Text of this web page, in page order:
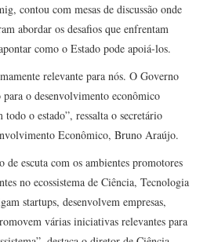
contou com mesas de discussão onde
abordar os desafios que enfrentam
como o Estado pode apoiá-los.
relevante para nós. O Governo
o desenvolvimento econômico
o estado”, ressalta o secretário
Econômico, Bruno Araújo.
de escuta com os ambientes promotores
no ecossistema de Ciência, Tecnologia
startups, desenvolvem empresas,
várias iniciativas relevantes para